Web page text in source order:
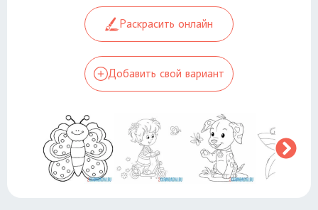
Раскрасить онлайн
Добавить свой вариант